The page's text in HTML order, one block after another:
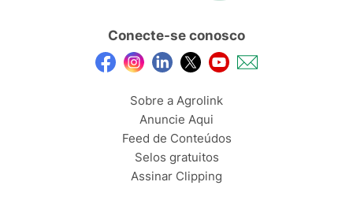
Conecte-se conosco
Sobre a Agrolink
Anuncie Aqui
Feed de Conteúdos
Selos gratuitos
Assinar Clipping